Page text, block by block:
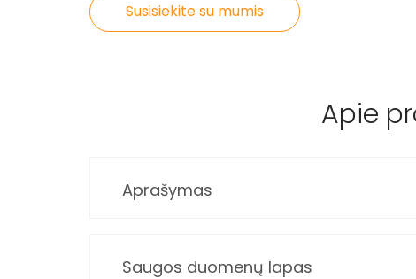
Susisiekite su mumis
Apie
Aprašymas
Saugos duomenų lapas